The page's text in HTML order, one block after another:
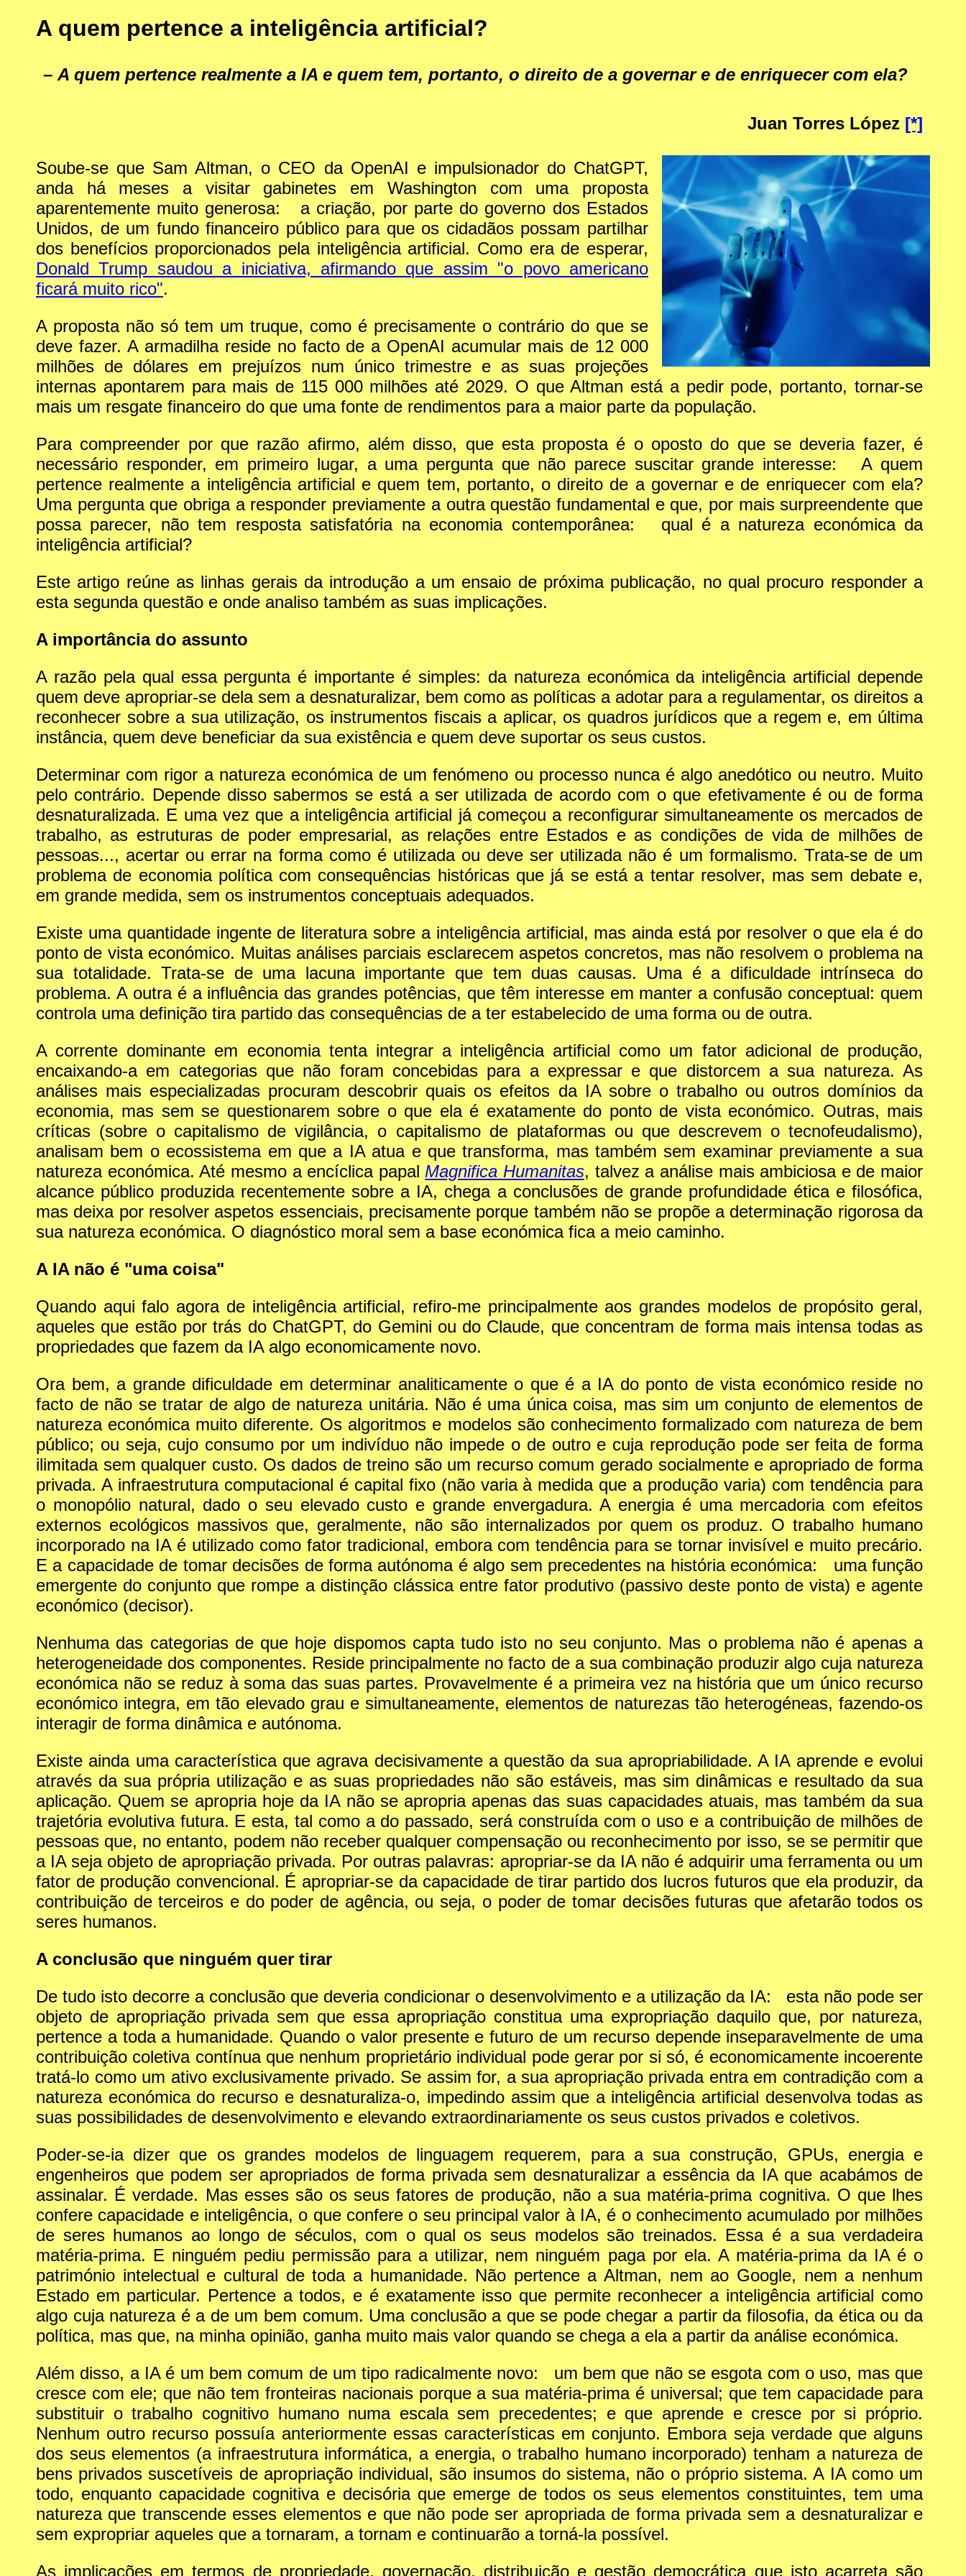
A quem pertence a inteligência artificial?
– A quem pertence realmente a IA e quem tem, portanto, o direito de a governar e de enriquecer com ela?
Juan Torres López [*]
Soube-se que Sam Altman, o CEO da OpenAI e impulsionador do ChatGPT,
anda há meses a visitar gabinetes em Washington com uma proposta
aparentemente muito generosa: a criação, por parte do governo dos Estados
Unidos, de um fundo financeiro público para que os cidadãos possam partilhar
dos benefícios proporcionados pela inteligência artificial. Como era de esperar,
Donald Trump saudou a iniciativa, afirmando que assim "o povo americano
ficará muito rico".
A proposta não só tem um truque, como é precisamente o contrário do que se
deve fazer. A armadilha reside no facto de a OpenAI acumular mais de 12 000
milhões de dólares em prejuízos num único trimestre e as suas projeções
internas apontarem para mais de 115 000 milhões até 2029. O que Altman está a pedir pode, portanto, tornar-se
mais um resgate financeiro do que uma fonte de rendimentos para a maior parte da população.
Para compreender por que razão afirmo, além disso, que esta proposta é o oposto do que se deveria fazer, é
necessário responder, em primeiro lugar, a uma pergunta que não parece suscitar grande interesse: A quem
pertence realmente a inteligência artificial e quem tem, portanto, o direito de a governar e de enriquecer com ela?
Uma pergunta que obriga a responder previamente a outra questão fundamental e que, por mais surpreendente que
possa parecer, não tem resposta satisfatória na economia contemporânea: qual é a natureza económica da
inteligência artificial?
Este artigo reúne as linhas gerais da introdução a um ensaio de próxima publicação, no qual procuro responder a
esta segunda questão e onde analiso também as suas implicações.
A importância do assunto
A razão pela qual essa pergunta é importante é simples: da natureza económica da inteligência artificial depende
quem deve apropriar-se dela sem a desnaturalizar, bem como as políticas a adotar para a regulamentar, os direitos a
reconhecer sobre a sua utilização, os instrumentos fiscais a aplicar, os quadros jurídicos que a regem e, em última
instância, quem deve beneficiar da sua existência e quem deve suportar os seus custos.
Determinar com rigor a natureza económica de um fenómeno ou processo nunca é algo anedótico ou neutro. Muito
pelo contrário. Depende disso sabermos se está a ser utilizada de acordo com o que efetivamente é ou de forma
desnaturalizada. E uma vez que a inteligência artificial já começou a reconfigurar simultaneamente os mercados de
trabalho, as estruturas de poder empresarial, as relações entre Estados e as condições de vida de milhões de
pessoas..., acertar ou errar na forma como é utilizada ou deve ser utilizada não é um formalismo. Trata-se de um
problema de economia política com consequências históricas que já se está a tentar resolver, mas sem debate e,
em grande medida, sem os instrumentos conceptuais adequados.
Existe uma quantidade ingente de literatura sobre a inteligência artificial, mas ainda está por resolver o que ela é do
ponto de vista económico. Muitas análises parciais esclarecem aspetos concretos, mas não resolvem o problema na
sua totalidade. Trata-se de uma lacuna importante que tem duas causas. Uma é a dificuldade intrínseca do
problema. A outra é a influência das grandes potências, que têm interesse em manter a confusão conceptual: quem
controla uma definição tira partido das consequências de a ter estabelecido de uma forma ou de outra.
A corrente dominante em economia tenta integrar a inteligência artificial como um fator adicional de produção,
encaixando-a em categorias que não foram concebidas para a expressar e que distorcem a sua natureza. As
análises mais especializadas procuram descobrir quais os efeitos da IA sobre o trabalho ou outros domínios da
economia, mas sem se questionarem sobre o que ela é exatamente do ponto de vista económico. Outras, mais
críticas (sobre o capitalismo de vigilância, o capitalismo de plataformas ou que descrevem o tecnofeudalismo),
analisam bem o ecossistema em que a IA atua e que transforma, mas também sem examinar previamente a sua
natureza económica. Até mesmo a encíclica papal Magnifica Humanitas, talvez a análise mais ambiciosa e de maior
alcance público produzida recentemente sobre a IA, chega a conclusões de grande profundidade ética e filosófica,
mas deixa por resolver aspetos essenciais, precisamente porque também não se propõe a determinação rigorosa da
sua natureza económica. O diagnóstico moral sem a base económica fica a meio caminho.
A IA não é "uma coisa"
Quando aqui falo agora de inteligência artificial, refiro-me principalmente aos grandes modelos de propósito geral,
aqueles que estão por trás do ChatGPT, do Gemini ou do Claude, que concentram de forma mais intensa todas as
propriedades que fazem da IA algo economicamente novo.
Ora bem, a grande dificuldade em determinar analiticamente o que é a IA do ponto de vista económico reside no
facto de não se tratar de algo de natureza unitária. Não é uma única coisa, mas sim um conjunto de elementos de
natureza económica muito diferente. Os algoritmos e modelos são conhecimento formalizado com natureza de bem
público; ou seja, cujo consumo por um indivíduo não impede o de outro e cuja reprodução pode ser feita de forma
ilimitada sem qualquer custo. Os dados de treino são um recurso comum gerado socialmente e apropriado de forma
privada. A infraestrutura computacional é capital fixo (não varia à medida que a produção varia) com tendência para
o monopólio natural, dado o seu elevado custo e grande envergadura. A energia é uma mercadoria com efeitos
externos ecológicos massivos que, geralmente, não são internalizados por quem os produz. O trabalho humano
incorporado na IA é utilizado como fator tradicional, embora com tendência para se tornar invisível e muito precário.
E a capacidade de tomar decisões de forma autónoma é algo sem precedentes na história económica: uma função
emergente do conjunto que rompe a distinção clássica entre fator produtivo (passivo deste ponto de vista) e agente
económico (decisor).
Nenhuma das categorias de que hoje dispomos capta tudo isto no seu conjunto. Mas o problema não é apenas a
heterogeneidade dos componentes. Reside principalmente no facto de a sua combinação produzir algo cuja natureza
económica não se reduz à soma das suas partes. Provavelmente é a primeira vez na história que um único recurso
económico integra, em tão elevado grau e simultaneamente, elementos de naturezas tão heterogéneas, fazendo-os
interagir de forma dinâmica e autónoma.
Existe ainda uma característica que agrava decisivamente a questão da sua apropriabilidade. A IA aprende e evolui
através da sua própria utilização e as suas propriedades não são estáveis, mas sim dinâmicas e resultado da sua
aplicação. Quem se apropria hoje da IA não se apropria apenas das suas capacidades atuais, mas também da sua
trajetória evolutiva futura. E esta, tal como a do passado, será construída com o uso e a contribuição de milhões de
pessoas que, no entanto, podem não receber qualquer compensação ou reconhecimento por isso, se se permitir que
a IA seja objeto de apropriação privada. Por outras palavras: apropriar-se da IA não é adquirir uma ferramenta ou um
fator de produção convencional. É apropriar-se da capacidade de tirar partido dos lucros futuros que ela produzir, da
contribuição de terceiros e do poder de agência, ou seja, o poder de tomar decisões futuras que afetarão todos os
seres humanos.
A conclusão que ninguém quer tirar
De tudo isto decorre a conclusão que deveria condicionar o desenvolvimento e a utilização da IA: esta não pode ser
objeto de apropriação privada sem que essa apropriação constitua uma expropriação daquilo que, por natureza,
pertence a toda a humanidade. Quando o valor presente e futuro de um recurso depende inseparavelmente de uma
contribuição coletiva contínua que nenhum proprietário individual pode gerar por si só, é economicamente incoerente
tratá-lo como um ativo exclusivamente privado. Se assim for, a sua apropriação privada entra em contradição com a
natureza económica do recurso e desnaturaliza-o, impedindo assim que a inteligência artificial desenvolva todas as
suas possibilidades de desenvolvimento e elevando extraordinariamente os seus custos privados e coletivos.
Poder-se-ia dizer que os grandes modelos de linguagem requerem, para a sua construção, GPUs, energia e
engenheiros que podem ser apropriados de forma privada sem desnaturalizar a essência da IA que acabámos de
assinalar. É verdade. Mas esses são os seus fatores de produção, não a sua matéria-prima cognitiva. O que lhes
confere capacidade e inteligência, o que confere o seu principal valor à IA, é o conhecimento acumulado por milhões
de seres humanos ao longo de séculos, com o qual os seus modelos são treinados. Essa é a sua verdadeira
matéria-prima. E ninguém pediu permissão para a utilizar, nem ninguém paga por ela. A matéria-prima da IA é o
património intelectual e cultural de toda a humanidade. Não pertence a Altman, nem ao Google, nem a nenhum
Estado em particular. Pertence a todos, e é exatamente isso que permite reconhecer a inteligência artificial como
algo cuja natureza é a de um bem comum. Uma conclusão a que se pode chegar a partir da filosofia, da ética ou da
política, mas que, na minha opinião, ganha muito mais valor quando se chega a ela a partir da análise económica.
Além disso, a IA é um bem comum de um tipo radicalmente novo: um bem que não se esgota com o uso, mas que
cresce com ele; que não tem fronteiras nacionais porque a sua matéria-prima é universal; que tem capacidade para
substituir o trabalho cognitivo humano numa escala sem precedentes; e que aprende e cresce por si próprio.
Nenhum outro recurso possuía anteriormente essas características em conjunto. Embora seja verdade que alguns
dos seus elementos (a infraestrutura informática, a energia, o trabalho humano incorporado) tenham a natureza de
bens privados suscetíveis de apropriação individual, são insumos do sistema, não o próprio sistema. A IA como um
todo, enquanto capacidade cognitiva e decisória que emerge de todos os seus elementos constituintes, tem uma
natureza que transcende esses elementos e que não pode ser apropriada de forma privada sem a desnaturalizar e
sem expropriar aqueles que a tornaram, a tornam e continuarão a torná-la possível.
As implicações em termos de propriedade, governação, distribuição e gestão democrática que isto acarreta são